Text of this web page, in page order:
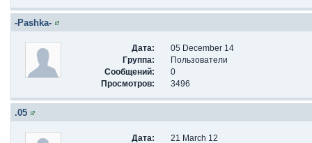
-Pashka-
Дата:
05 December 14
Группа:
Пользователи
Сообщений:
0
Просмотров:
3496
.05
Дата:
21 March 12